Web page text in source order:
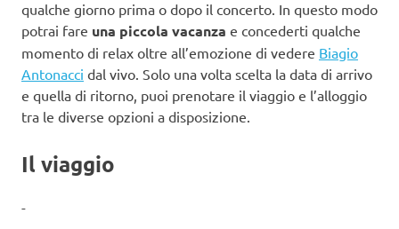
qualche giorno prima o dopo il concerto. In questo modo
potrai fare una piccola vacanza e concederti qualche
momento di relax oltre all’emozione di vedere Biagio
Antonacci dal vivo. Solo una volta scelta la data di arrivo
e quella di ritorno, puoi prenotare il viaggio e l’alloggio
tra le diverse opzioni a disposizione.
Il viaggio
-